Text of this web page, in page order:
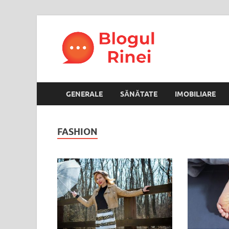
GENERALE SĂNĂTATE IMOBILIARE
FASHION